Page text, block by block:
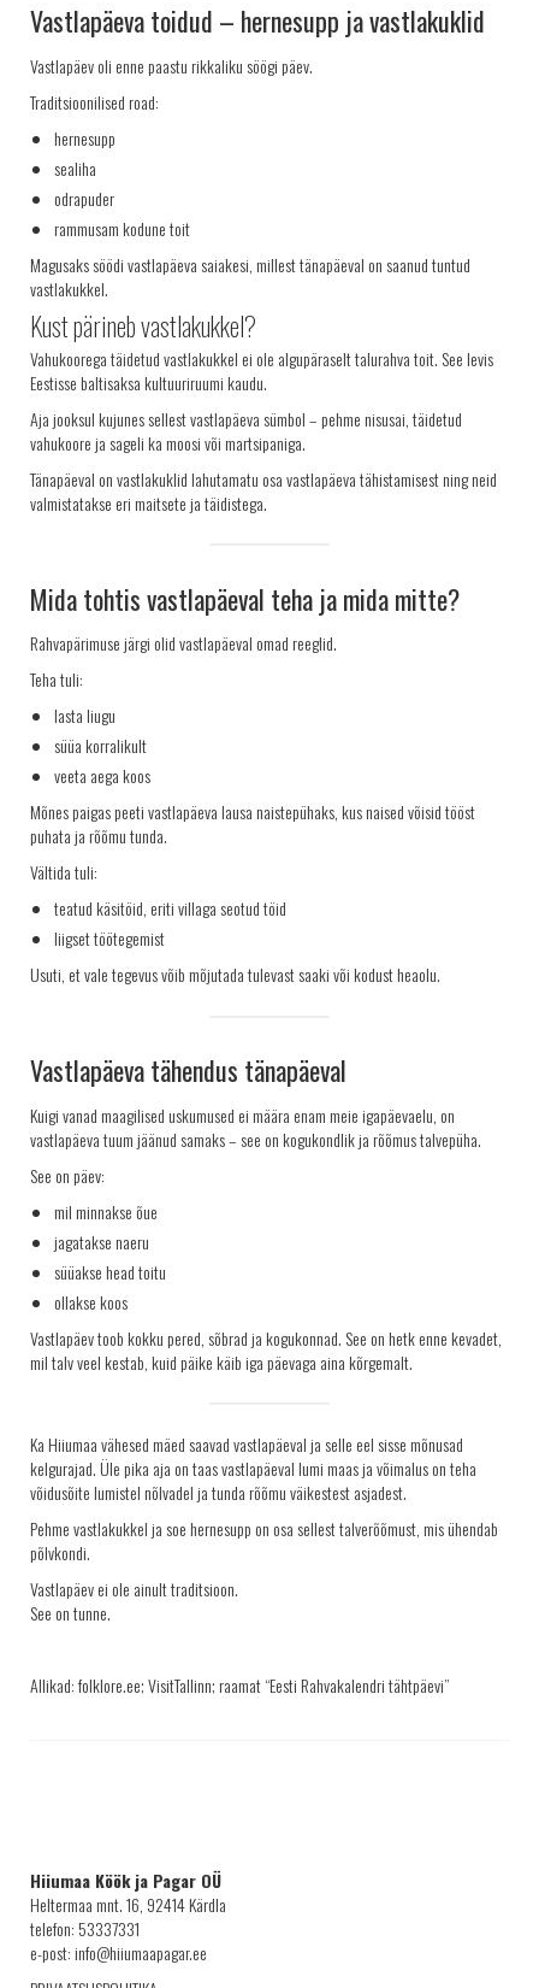
Vastlapäeva toidud – hernesupp ja vastlakuklid
Vastlapäev oli enne paastu rikkaliku söögi päev.
Traditsioonilised road:
hernesupp
sealiha
odrapuder
rammusam kodune toit
Magusaks söödi vastlapäeva saiakesi, millest tänapäeval on saanud tuntud
vastlakukkel.
Kust pärineb vastlakukkel?
Vahukoorega täidetud vastlakukkel ei ole algupäraselt talurahva toit. See levis
Eestisse baltisaksa kultuuriruumi kaudu.
Aja jooksul kujunes sellest vastlapäeva sümbol – pehme nisusai, täidetud
vahukoore ja sageli ka moosi või martsipaniga.
Tänapäeval on vastlakuklid lahutamatu osa vastlapäeva tähistamisest ning neid
valmistatakse eri maitsete ja täidistega.
Mida tohtis vastlapäeval teha ja mida mitte?
Rahvapärimuse järgi olid vastlapäeval omad reeglid.
Teha tuli:
lasta liugu
süüa korralikult
veeta aega koos
Mõnes paigas peeti vastlapäeva lausa naistepühaks, kus naised võisid tööst
puhata ja rõõmu tunda.
Vältida tuli:
teatud käsitöid, eriti villaga seotud töid
liigset töötegemist
Usuti, et vale tegevus võib mõjutada tulevast saaki või kodust heaolu.
Vastlapäeva tähendus tänapäeval
Kuigi vanad maagilised uskumused ei määra enam meie igapäevaelu, on
vastlapäeva tuum jäänud samaks – see on kogukondlik ja rõõmus talvepüha.
See on päev:
mil minnakse õue
jagatakse naeru
süüakse head toitu
ollakse koos
Vastlapäev toob kokku pered, sõbrad ja kogukonnad. See on hetk enne kevadet,
mil talv veel kestab, kuid päike käib iga päevaga aina kõrgemalt.
Ka Hiiumaa vähesed mäed saavad vastlapäeval ja selle eel sisse mõnusad
kelgurajad. Üle pika aja on taas vastlapäeval lumi maas ja võimalus on teha
võidusõite lumistel nõlvadel ja tunda rõõmu väikestest asjadest.
Pehme vastlakukkel ja soe hernesupp on osa sellest talverõõmust, mis ühendab
põlvkondi.
Vastlapäev ei ole ainult traditsioon.
See on tunne.
Allikad: folklore.ee; VisitTallinn; raamat “Eesti Rahvakalendri tähtpäevi”
Hiiumaa Köök ja Pagar OÜ
Heltermaa mnt. 16, 92414 Kärdla
telefon: 53337331
e-post: info@hiiumaapagar.ee